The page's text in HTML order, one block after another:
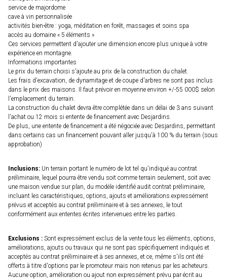
service de majordome
cave à vin personnalisée
activités bien-être : yoga, méditation en forêt, massages et soins spa
accès au domaine « 5 éléments »
Ces services permettent d'ajouter une dimension encore plus unique à votre
expérience en montagne.
Informations importantes
Le prix du terrain choisi s'ajoute au prix de la construction du chalet.
Les frais d'excavation, de dynamitage et de coupe d'arbres ne sont pas inclus
dans le prix des maisons. Il faut prévoir en moyenne environ +/-55 000$ selon
l'emplacement du terrain.
La construction du chalet devra être complétée dans un délai de 3 ans suivant
l'achat ou 12 mois si entente de financement avec Desjardins.
De plus, une entente de financement a été négociée avec Desjardins, permettant
dans certains cas un financement pouvant aller jusqu'à 100 % du terrain (sous
approbation)
Inclusions: Un terrain portant le numéro de lot tel qu'indiqué au contrat
préliminaire, lequel pourra être vendu soit comme terrain seulement, soit avec
une maison vendue sur plan, du modèle identifié audit contrat préliminaire,
incluant les caractéristiques, options, ajouts et améliorations expressément
prévus et acceptés au contrat préliminaire et à ses annexes, le tout
conformément aux ententes écrites intervenues entre les parties.
Exclusions : Sont expressément exclus de la vente tous les éléments, options,
améliorations, ajouts ou travaux qui ne sont pas spécifiquement indiqués et
acceptés au contrat préliminaire et à ses annexes, et ce, même s'ils ont été
offerts à titre d'options par le promoteur mais non retenus par les acheteurs.
Aucune option, amélioration ou ajout non expressément prévu par écrit au